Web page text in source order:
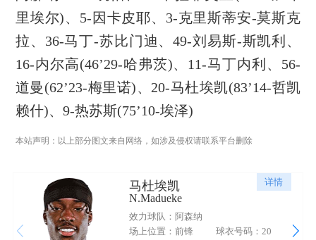
里埃尔)、5-因卡皮耶、3-克里斯蒂安-莫斯克
拉、36-马丁-苏比门迪、49-刘易斯-斯凯利、
16-内尔高(46’29-哈弗茨)、11-马丁内利、56-
道曼(62’23-梅里诺)、20-马杜埃凯(83’14-哲凯
赖什)、9-热苏斯(75’10-埃泽)
本站声明：以上部分图文来自网络，如涉及侵权请联系平台删除
详情
马杜埃凯
N.Madueke
效力球队：阿森纳
场上位置：前锋
球衣号码：20